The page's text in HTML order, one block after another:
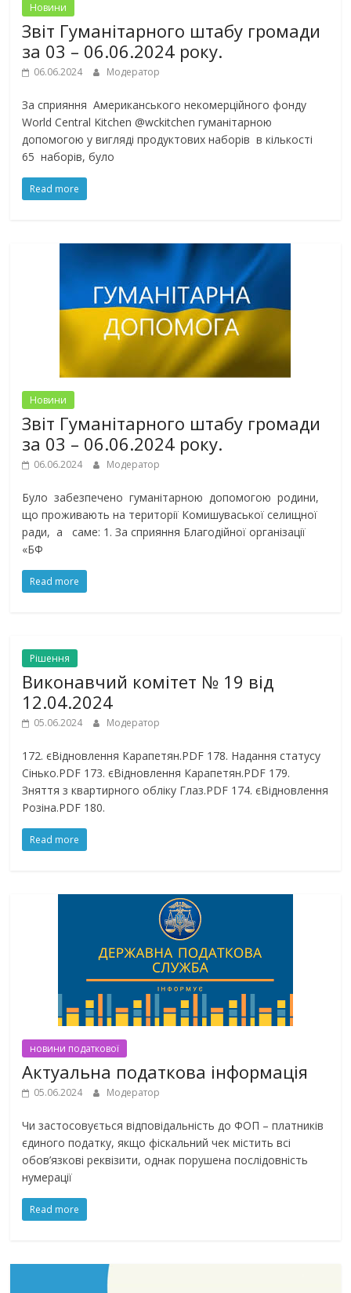
Новини
Звіт Гуманітарного штабу громади
за 03 – 06.06.2024 року.
06.06.2024 Модератор
За сприяння Американського некомерційного фонду
World Central Kitchen @wckitchen гуманітарною
допомогою у вигляді продуктових наборів в кількості
65 наборів, було
Read more
Новини
Звіт Гуманітарного штабу громади
за 03 – 06.06.2024 року.
06.06.2024 Модератор
Було забезпечено гуманітарною допомогою родини,
що проживають на території Комишуваської селищної
ради, а саме: 1. За сприяння Благодійної організації
«БФ
Read more
Рішення
Виконавчий комітет № 19 від
12.04.2024
05.06.2024 Модератор
172. єВідновлення Карапетян.PDF 178. Надання статусу
Сінько.PDF 173. єВідновлення Карапетян.PDF 179.
Зняття з квартирного обліку Глаз.PDF 174. єВідновлення
Розіна.PDF 180.
Read more
новини податкової
Актуальна податкова інформація
05.06.2024 Модератор
Чи застосовується відповідальність до ФОП – платників
єдиного податку, якщо фіскальний чек містить всі
обов’язкові реквізити, однак порушена послідовність
нумерації
Read more